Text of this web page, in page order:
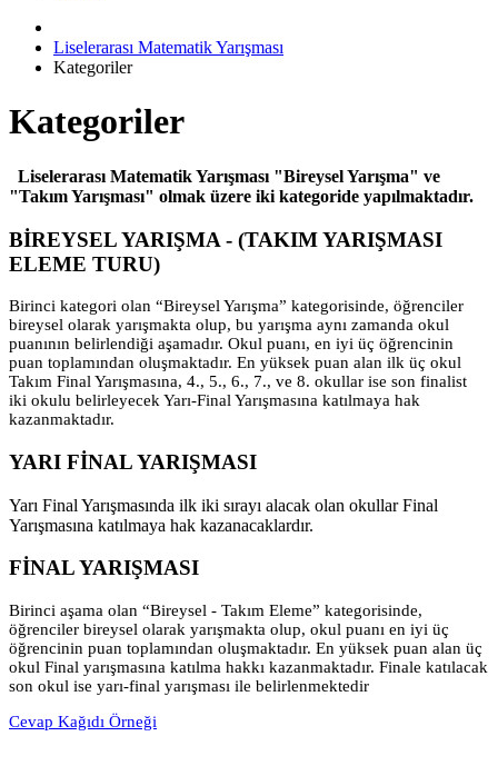
Liselerarası Matematik Yarışması
Kategoriler
Kategoriler
Liselerarası Matematik Yarışması "Bireysel Yarışma" ve
"Takım Yarışması" olmak üzere iki kategoride yapılmaktadır.
BİREYSEL YARIŞMA - (TAKIM YARIŞMASI
ELEME TURU)
Birinci kategori olan “Bireysel Yarışma” kategorisinde, öğrenciler
bireysel olarak yarışmakta olup, bu yarışma aynı zamanda okul
puanının belirlendiği aşamadır. Okul puanı, en iyi üç öğrencinin
puan toplamından oluşmaktadır. En yüksek puan alan ilk üç okul
Takım Final Yarışmasına, 4., 5., 6., 7., ve 8. okullar ise son finalist
iki okulu belirleyecek Yarı-Final Yarışmasına katılmaya hak
kazanmaktadır.
YARI FİNAL YARIŞMASI
Yarı Final Yarışmasında ilk iki sırayı alacak olan okullar Final
Yarışmasına katılmaya hak kazanacaklardır.
FİNAL YARIŞMASI
Birinci aşama olan “Bireysel - Takım Eleme” kategorisinde,
öğrenciler bireysel olarak yarışmakta olup, okul puanı en iyi üç
öğrencinin puan toplamından oluşmaktadır. En yüksek puan alan üç
okul Final yarışmasına katılma hakkı kazanmaktadır. Finale katılacak
son okul ise yarı-final yarışması ile belirlenmektedir
Cevap Kağıdı Örneği